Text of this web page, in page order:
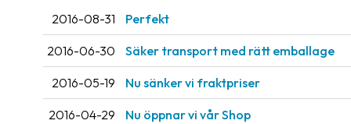
2016-08-31 Perfekt
2016-06-30 Säker transport med rätt emballage
2016-05-19 Nu sänker vi fraktpriser
2016-04-29 Nu öppnar vi vår Shop